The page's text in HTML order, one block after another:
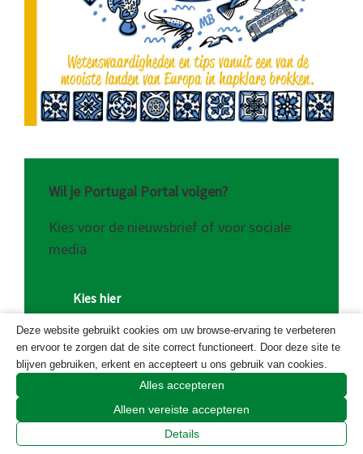
Wil je Portugal Portal volgen?
Kies voor de nieuwsbrief of voor sociale
media
Kies hier
Onze sponsoren
Deze website gebruikt cookies om uw browse-ervaring te verbeteren
en ervoor te zorgen dat de site correct functioneert. Door deze site te
blijven gebruiken, erkent en accepteert u ons gebruik van cookies.
Alles accepteren
Alleen vereiste accepteren
Details